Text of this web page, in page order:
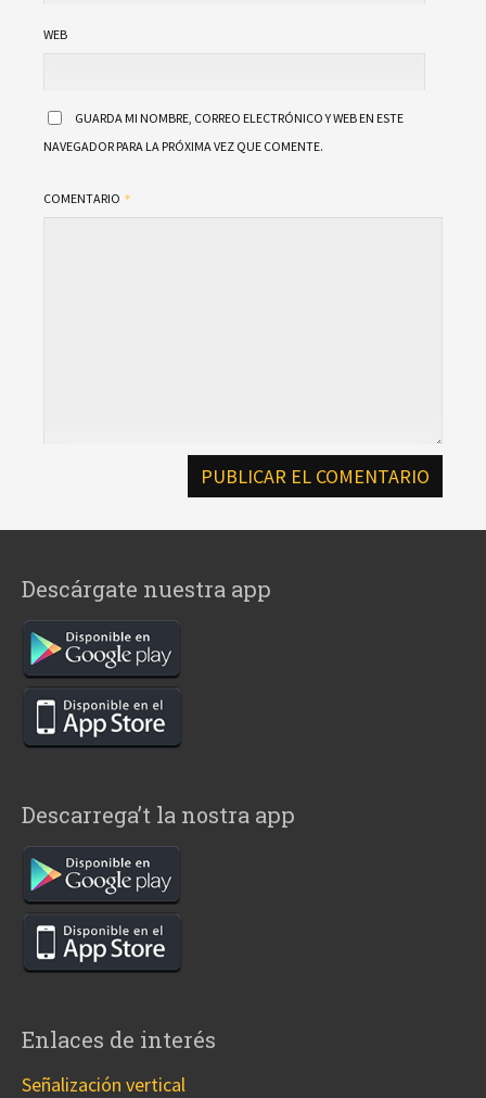
WEB
GUARDA MI NOMBRE, CORREO ELECTRÓNICO Y WEB EN ESTE
NAVEGADOR PARA LA PRÓXIMA VEZ QUE COMENTE.
COMENTARIO
Descárgate nuestra app
Descarrega’t la nostra app
Enlaces de interés
Señalización vertical